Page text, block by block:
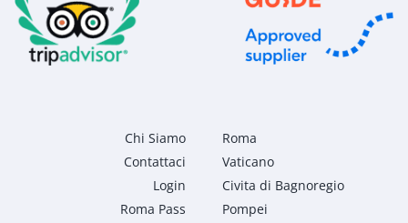
Chi Siamo
Contattaci
Login
Roma Pass
Roma
Vaticano
Civita di Bagnoregio
Pompei